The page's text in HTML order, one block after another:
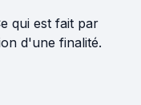
qui est fait par
d'une finalité.